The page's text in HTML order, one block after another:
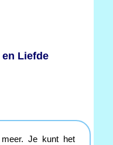
Liefde
Je kunt het